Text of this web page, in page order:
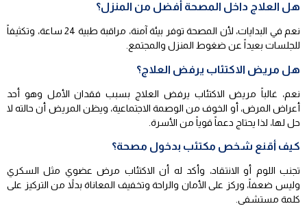
هل العلاج داخل المصحة أفضل من المنزل؟
نعم في البدايات، لأن المصحة توفر بيئة آمنة، مراقبة طبية 24 ساعة، وتكثيفاً
للجلسات بعيداً عن ضغوط المنزل والمجتمع.
هل مريض الاكتئاب يرفض العلاج؟
نعم، غالباً مريض الاكتئاب يرفض العلاج بسبب فقدان الأمل وهو أحد
أعراض المرض، أو الخوف من الوصمة الاجتماعية، ويظن المريض أن حالته لا
حل لها، لذا يحتاج دعماً قوياً من الأسرة.
كيف أقنع شخص مكتئب بدخول مصحة؟
تجنب اللوم أو الانتقاد، وأكد له أن الاكتئاب مرض عضوي مثل السكري
وليس ضعفاً، وركز على الأمان والراحة وتخفيف المعاناة بدلاً من التركيز على
كلمة مستشفى.